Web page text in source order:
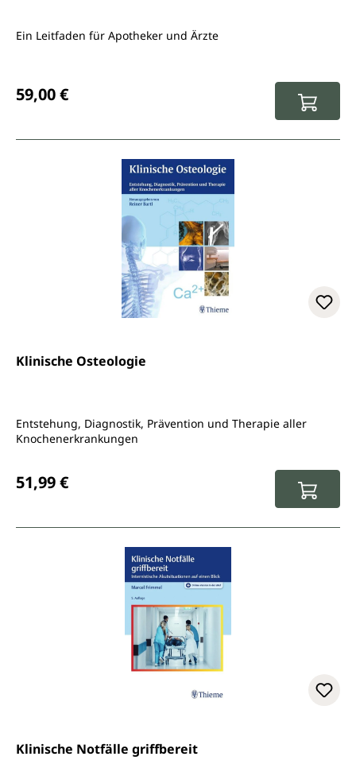
Ein Leitfaden für Apotheker und Ärzte
59,00 €
Klinische Osteologie
Entstehung, Diagnostik, Prävention und Therapie aller
Knochenerkrankungen
51,99 €
Klinische Notfälle griffbereit